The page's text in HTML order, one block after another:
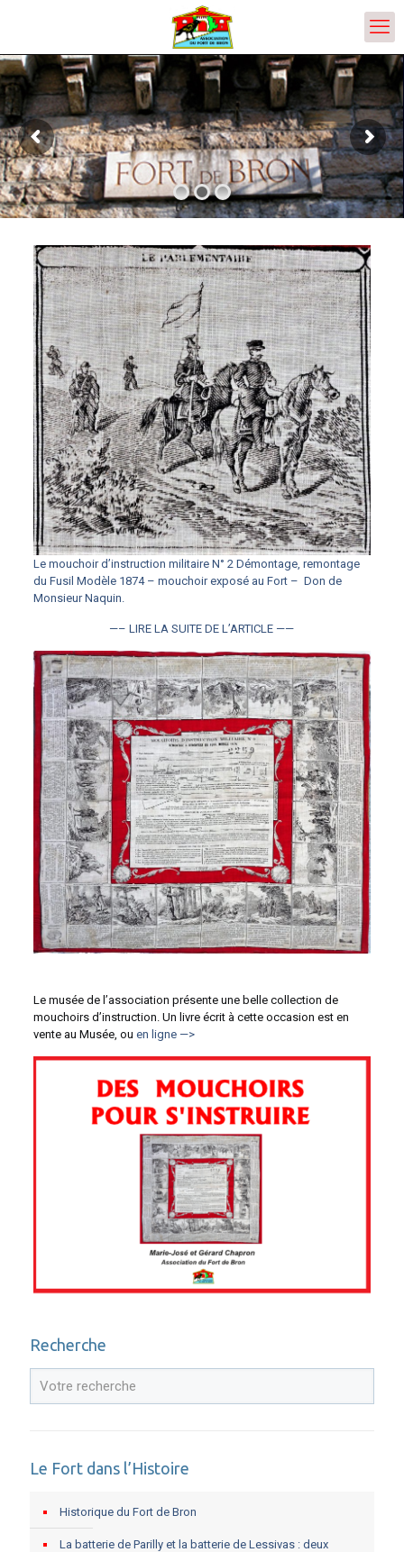
Le mouchoir d’instruction militaire N° 2 Démontage, remontage
du Fusil Modèle 1874 – mouchoir exposé au Fort – Don de
Monsieur Naquin.
—– LIRE LA SUITE DE L’ARTICLE ——
Le musée de l’association présente une belle collection de
mouchoirs d’instruction. Un livre écrit à cette occasion est en
vente au Musée, ou en ligne —>
Recherche
Le Fort dans l’Histoire
Historique du Fort de Bron
La batterie de Parilly et la batterie de Lessivas : deux